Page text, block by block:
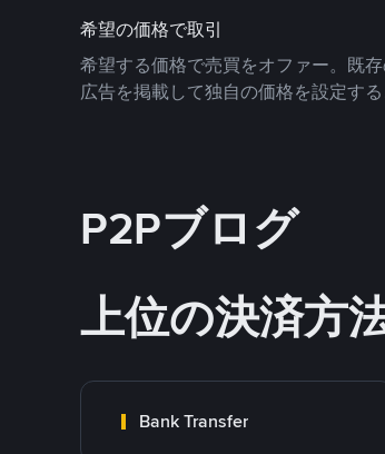
希望の価格で取引
希望する価格で売買をオファー。既
広告を掲載して独自の価格を設定する
P2Pブログ
上位の決済方
Bank Transfer